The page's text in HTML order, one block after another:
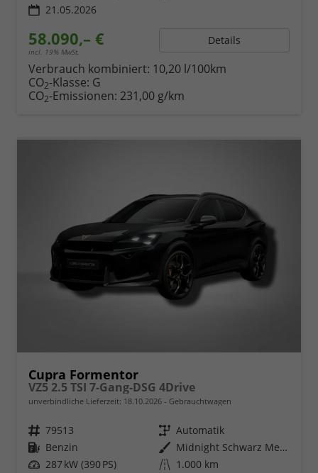
21.05.2026
58.090,– €
incl. 19% MwSt.
Details
Verbrauch kombiniert: 10,20 l/100km
CO2-Klasse: G
CO2-Emissionen: 231,00 g/km
Cupra Formentor
VZ5 2.5 TSI 7-Gang-DSG 4Drive
unverbindliche Lieferzeit: 18.10.2026 Gebrauchtwagen
Fahrzeugnr. 79513 Getriebe Automatik
Kraftstoff Benzin Außenfarbe
Midnight Schwarz Metallic
Leistung 287 kW (390 PS) Kilometerstand 1.000 km